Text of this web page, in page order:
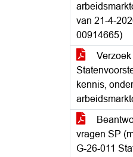
van 21-4-
00914665)
Verzoek
kennis,
vragen SP
G-26-011